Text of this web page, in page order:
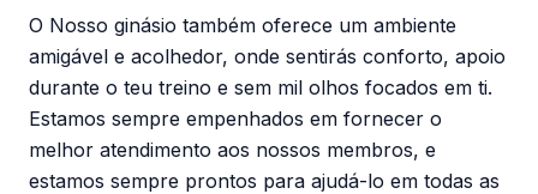
O Nosso ginásio também oferece um ambiente
amigável e acolhedor, onde sentirás conforto, apoio
durante o teu treino e sem mil olhos focados em ti.
Estamos sempre empenhados em fornecer o
melhor atendimento aos nossos membros, e
estamos sempre prontos para ajudá-lo em todas as